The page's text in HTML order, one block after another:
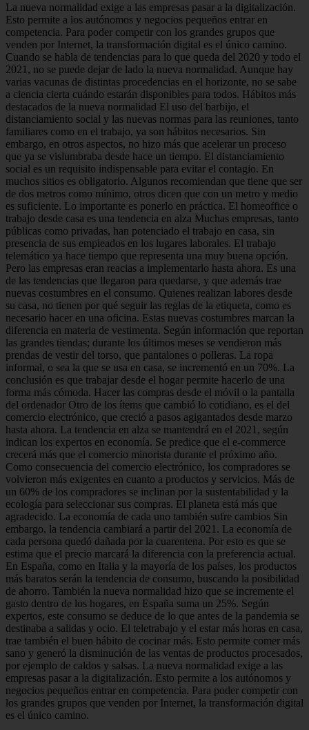
La nueva normalidad exige a las empresas pasar a la digitalización.
Esto permite a los autónomos y negocios pequeños entrar en
competencia. Para poder competir con los grandes grupos que
venden por Internet, la transformación digital es el único camino.
Cuando se habla de tendencias para lo que queda del 2020 y todo el
2021, no se puede dejar de lado la nueva normalidad. Aunque hay
varias vacunas de distintas procedencias en el horizonte, no se sabe
a ciencia cierta cuándo estarán disponibles para todos. Hábitos más
destacados de la nueva normalidad El uso del barbijo, el
distanciamiento social y las nuevas normas para las reuniones, tanto
familiares como en el trabajo, ya son hábitos necesarios. Sin
embargo, en otros aspectos, no hizo más que acelerar un proceso
que ya se vislumbraba desde hace un tiempo. El distanciamiento
social es un requisito indispensable para evitar el contagio. En
muchos sitios es obligatorio. Algunos recomiendan que tiene que ser
de dos metros como mínimo, otros dicen que con un metro y medio
es suficiente. Lo importante es ponerlo en práctica. El homeoffice o
trabajo desde casa es una tendencia en alza Muchas empresas, tanto
públicas como privadas, han potenciado el trabajo en casa, sin
presencia de sus empleados en los lugares laborales. El trabajo
telemático ya hace tiempo que representa una muy buena opción.
Pero las empresas eran reacias a implementarlo hasta ahora. Es una
de las tendencias que llegaron para quedarse, y que además trae
nuevas costumbres en el consumo. Quienes realizan labores desde
su casa, no tienen por qué seguir las reglas de la etiqueta, como es
necesario hacer en una oficina. Estas nuevas costumbres marcan la
diferencia en materia de vestimenta. Según información que reportan
las grandes tiendas; durante los últimos meses se vendieron más
prendas de vestir del torso, que pantalones o polleras. La ropa
informal, o sea la que se usa en casa, se incrementó en un 70%. La
conclusión es que trabajar desde el hogar permite hacerlo de una
forma más cómoda. Hacer las compras desde el móvil o la pantalla
del ordenador Otro de los ítems que cambió lo cotidiano, es el del
comercio electrónico, que creció a pasos agigantados desde marzo
hasta ahora. La tendencia en alza se mantendrá en el 2021, según
indican los expertos en economía. Se predice que el e-commerce
crecerá más que el comercio minorista durante el próximo año.
Como consecuencia del comercio electrónico, los compradores se
volvieron más exigentes en cuanto a productos y servicios. Más de
un 60% de los compradores se inclinan por la sustentabilidad y la
ecología para seleccionar sus compras. El planeta está más que
agradecido. La economía de cada uno también sufre cambios Sin
embargo, la tendencia cambiará a partir del 2021. La economía de
cada persona quedó dañada por la cuarentena. Por esto es que se
estima que el precio marcará la diferencia con la preferencia actual.
En España, como en Italia y la mayoría de los países, los productos
más baratos serán la tendencia de consumo, buscando la posibilidad
de ahorro. También la nueva normalidad hizo que se incremente el
gasto dentro de los hogares, en España suma un 25%. Según
expertos, este consumo se deduce de lo que antes de la pandemia se
destinaba a salidas y ocio. El teletrabajo y el estar más horas en casa,
trae también el buen hábito de cocinar más. Esto permite comer más
sano y generó la disminución de las ventas de productos procesados,
por ejemplo de caldos y salsas. La nueva normalidad exige a las
empresas pasar a la digitalización. Esto permite a los autónomos y
negocios pequeños entrar en competencia. Para poder competir con
los grandes grupos que venden por Internet, la transformación digital
es el único camino.